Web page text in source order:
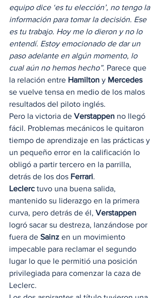
equipo dice ‘es tu elección’, no tengo la
información para tomar la decisión. Ese
es tu trabajo. Hoy me lo dieron y no lo
entendí. Estoy emocionado de dar un
paso adelante en algún momento, lo
cual aún no hemos hecho”. Parece que
la relación entre Hamilton y Mercedes
se vuelve tensa en medio de los malos
resultados del piloto inglés.
Pero la victoria de Verstappen no llegó
fácil. Problemas mecánicos le quitaron
tiempo de aprendizaje en las prácticas y
un pequeño error en la calificación lo
obligó a partir tercero en la parrilla,
detrás de los dos Ferrari.
Leclerc tuvo una buena salida,
mantenido su liderazgo en la primera
curva, pero detrás de él, Verstappen
logró sacar su destreza, lanzándose por
fuera de Sainz en un movimiento
impecable para reclamar el segundo
lugar lo que le permitió una posición
privilegiada para comenzar la caza de
Leclerc.